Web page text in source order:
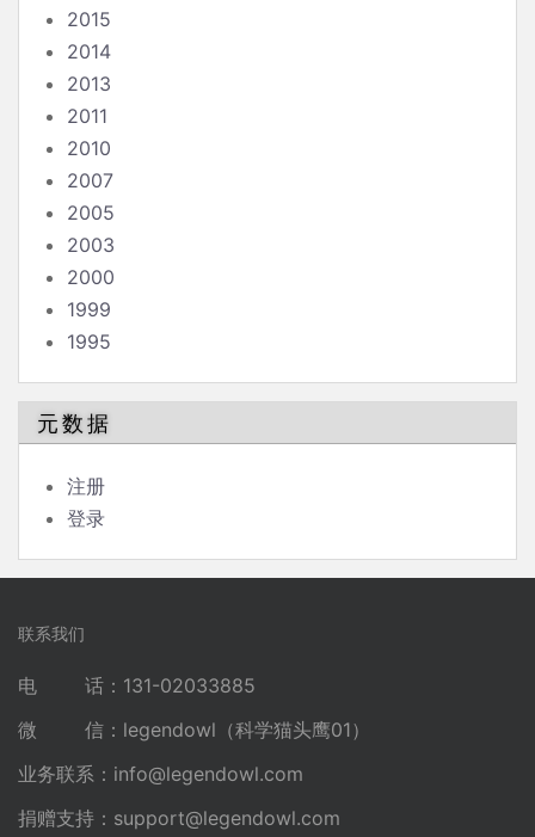
2015
2014
2013
2011
2010
2007
2005
2003
2000
1999
1995
元数据
注册
登录
联系我们
电 话：131-02033885
微 信：legendowl（科学猫头鹰01）
业务联系： info@legendowl.com
捐赠支持： support@legendowl.com